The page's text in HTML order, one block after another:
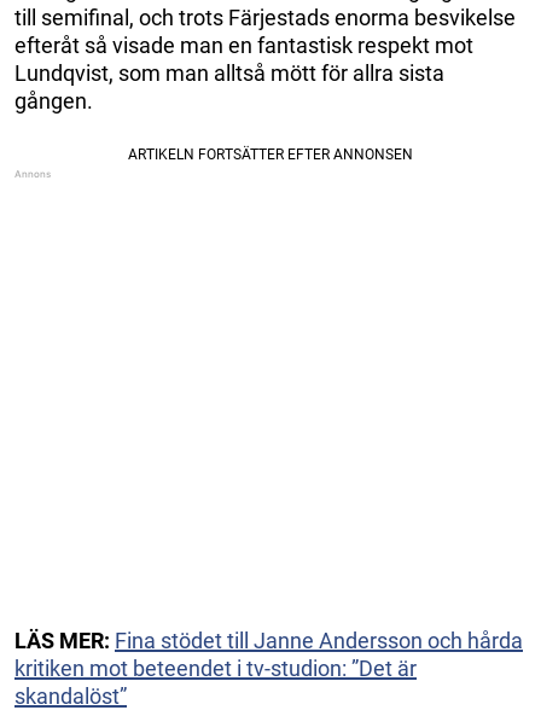
till semifinal, och trots Färjestads enorma besvikelse
efteråt så visade man en fantastisk respekt mot
Lundqvist, som man alltså mött för allra sista
gången.
LÄS MER: Fina stödet till Janne Andersson och hårda
kritiken mot beteendet i tv-studion: ”Det är
skandalöst”